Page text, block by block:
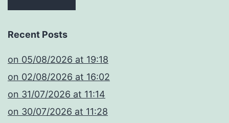
Recent Posts
​on 05/08/2026 at 19:18
​on 02/08/2026 at 16:02
​on 31/07/2026 at 11:14
​on 30/07/2026 at 11:28